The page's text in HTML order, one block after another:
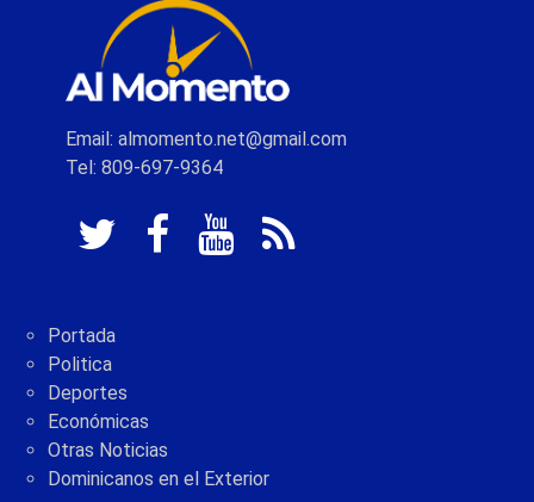
Email: almomento.net@gmail.com
Tel: 809-697-9364
Portada
Politica
Deportes
Económicas
Otras Noticias
Dominicanos en el Exterior